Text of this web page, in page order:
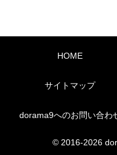
HOME
サイトマップ
dorama9へのお問い合わ
© 2016-2026